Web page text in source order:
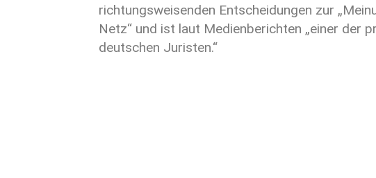
richtungsweisenden Entscheidungen zur
Netz“ und ist laut Medienberichten „einer der
deutschen Juristen.“